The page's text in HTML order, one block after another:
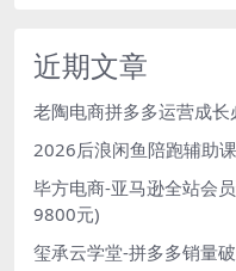
近期文章
老陶电商拼多多运营成
2026后浪闲鱼陪跑辅助
毕方电商-亚马逊全站会
9800元)
玺承云学堂-拼多多销量